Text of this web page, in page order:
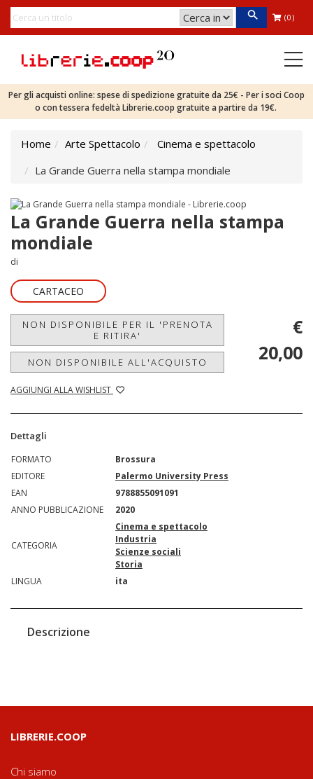
(0)
Per gli acquisti online: spese di spedizione gratuite da 25€ - Per i soci Coop
o con tessera fedeltà Librerie.coop gratuite a partire da 19€.
Home Arte Spettacolo
Cinema e spettacolo
La Grande Guerra nella stampa mondiale
La Grande Guerra nella stampa
mondiale
di
CARTACEO
NON DISPONIBILE PER IL 'PRENOTA
E RITIRA'
NON DISPONIBILE ALL'ACQUISTO
AGGIUNGI ALLA WISHLIST
€
20,00
Dettagli
FORMATO
Brossura
EDITORE
Palermo University Press
EAN
9788855091091
ANNO PUBBLICAZIONE
2020
CATEGORIA
Cinema e spettacolo
Industria
Scienze sociali
Storia
LINGUA
ita
Descrizione
LIBRERIE.COOP
Chi siamo